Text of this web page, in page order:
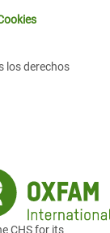
los derechos
CHS for its